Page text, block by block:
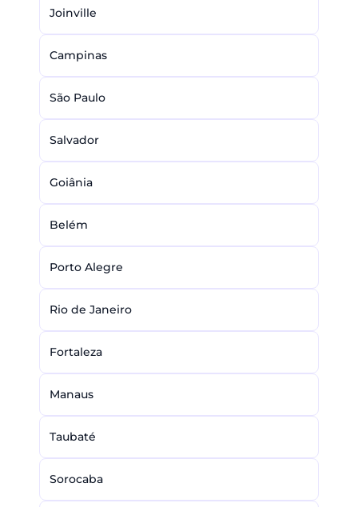
Joinville
Campinas
São Paulo
Salvador
Goiânia
Belém
Porto Alegre
Rio de Janeiro
Fortaleza
Manaus
Taubaté
Sorocaba